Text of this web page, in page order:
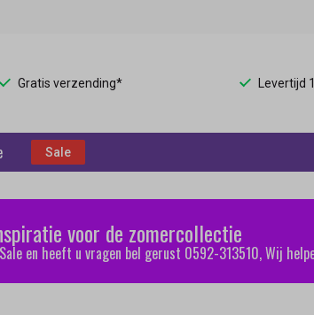
Gratis verzending* Levertijd
Sale
voor de zomercollectie
en heeft u vragen bel gerust 0592-313510, Wij